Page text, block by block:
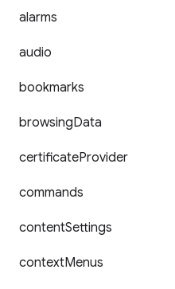
alarms
audio
bookmarks
browsingData
certificateProvider
commands
contentSettings
contextMenus